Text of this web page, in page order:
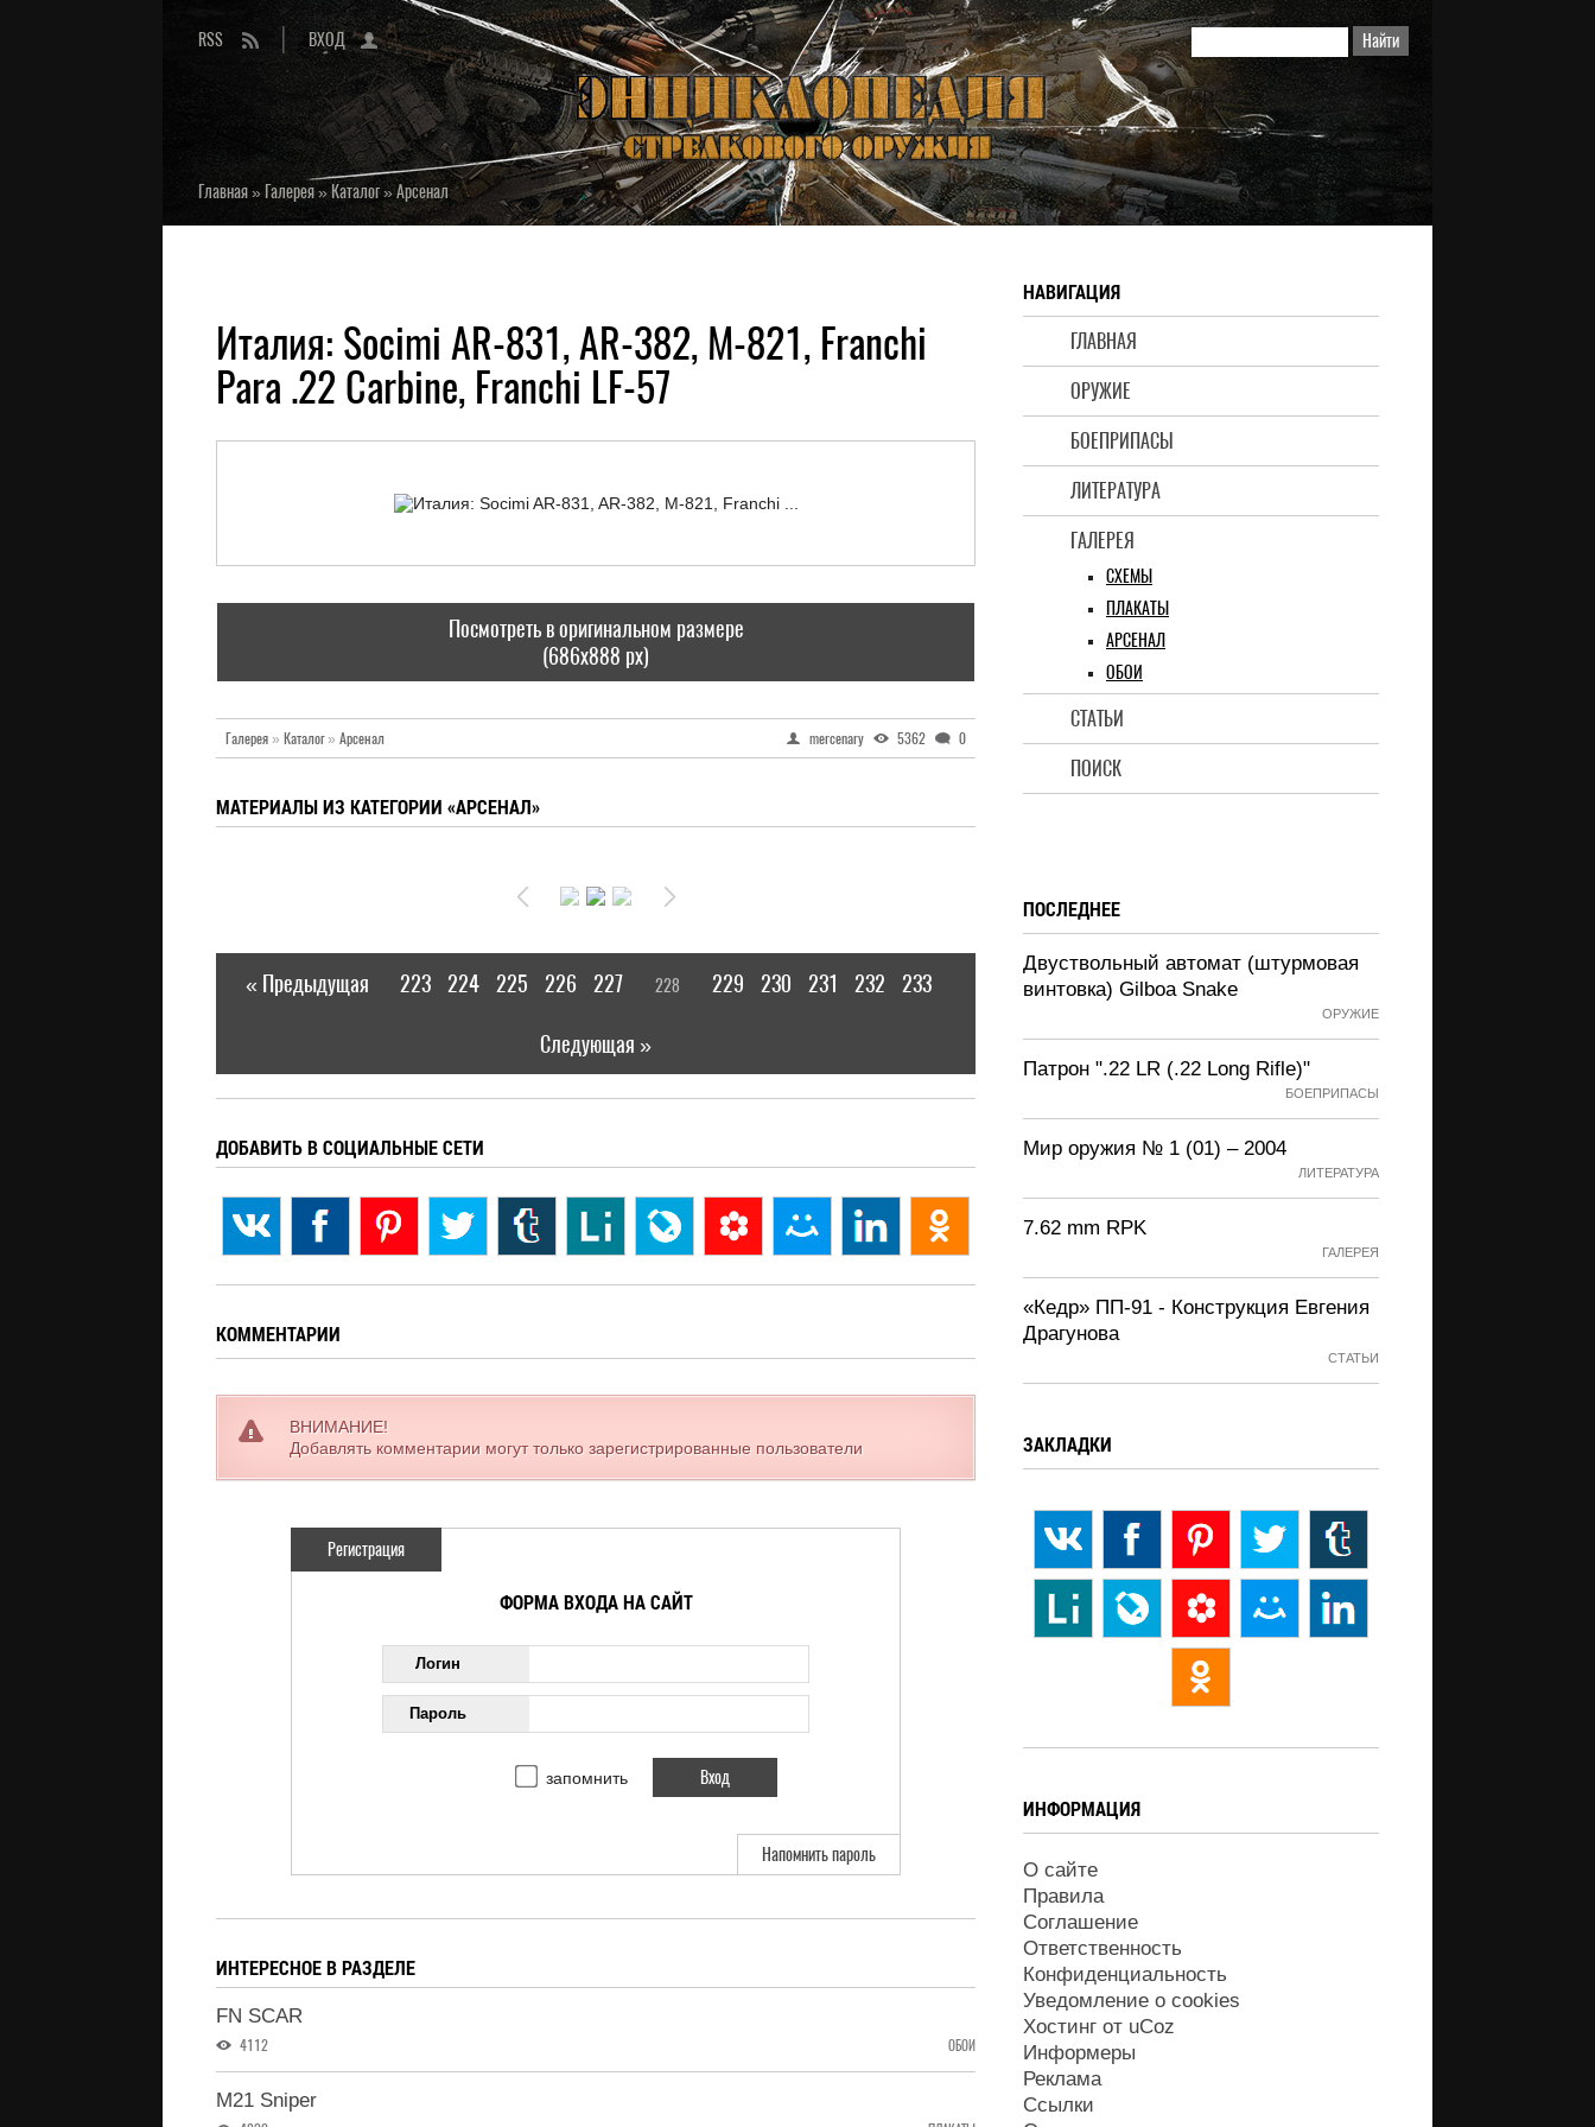
RSS ВХОД
Главная» Галерея»Каталог»Арсенал
НАВИГАЦИЯ
ГЛАВНАЯ
ОРУЖИЕ
БОЕПРИПАСЫ
ЛИТЕРАТУРА
ГАЛЕРЕЯ
СХЕМЫ
ПЛАКАТЫ
АРСЕНАЛ
ОБОИ
СТАТЬИ
ПОИСК
Италия: Socimi AR-831, AR-382, M-821, Franchi
Para .22 Carbine, Franchi LF-57
Посмотреть в оригинальном размере
(686x888 px)
Галерея» Каталог» Арсенал mercenary 5362 0
МАТЕРИАЛЫ ИЗ КАТЕГОРИИ «АРСЕНАЛ»
« Предыдущая 223 224 225 226 227 228 229 230 231 232 233
Следующая »
ДОБАВИТЬ В СОЦИАЛЬНЫЕ СЕТИ
КОММЕНТАРИИ
ВНИМАНИЕ!
Добавлять комментарии могут только зарегистрированные пользователи
Регистрация
ФОРМА ВХОДА НА САЙТ
Логин
Пароль
запомнить
Напомнить пароль
ИНТЕРЕСНОЕ В РАЗДЕЛЕ
FN SCAR
4112 ОБОИ
M21 Sniper
ПОСЛЕДНЕЕ
Двуствольный автомат (штурмовая
винтовка) Gilboa Snake
ОРУЖИЕ
Патрон ".22 LR (.22 Long Rifle)"
БОЕПРИПАСЫ
Мир оружия № 1 (01) – 2004
ЛИТЕРАТУРА
7.62 mm RPK
ГАЛЕРЕЯ
«Кедр» ПП-91 - Конструкция Евгения
Драгунова
СТАТЬИ
ЗАКЛАДКИ
ИНФОРМАЦИЯ
О сайте
Правила
Соглашение
Ответственность
Конфиденциальность
Уведомление о cookies
Хостинг от uCoz
Информеры
Реклама
Ссылки